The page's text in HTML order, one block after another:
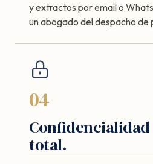
y extractos por email o
un abogado del despacho de
04
Confidencialidad
total.